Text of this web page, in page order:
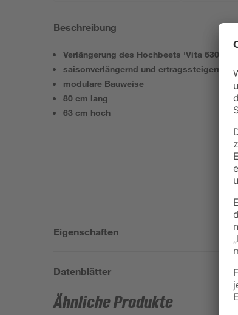
Beschreibung
Verlängerung des Hochbeets 'Vita 630'
saisonverlängernd und ertragssteigernd
modulare Bauweise
80 cm lang
63 cm hoch
Eigenschaften
Datenblätter
Ähnliche Produkte